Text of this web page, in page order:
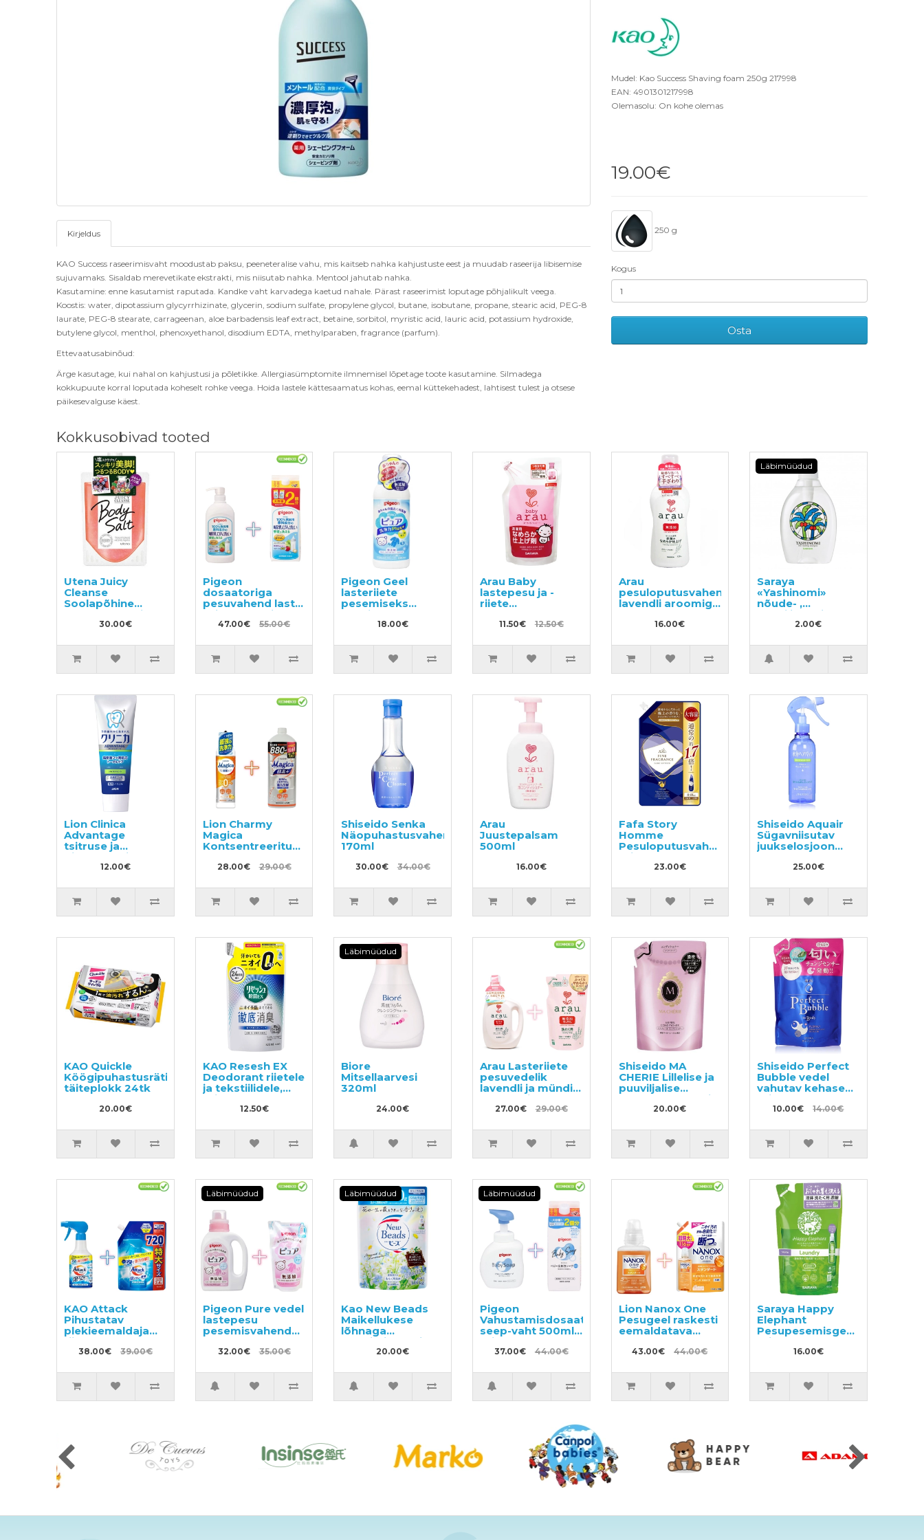
Kirjeldus
KAO Success raseerimisvaht moodustab paksu, peeneteralise vahu, mis kaitseb nahka kahjustuste eest ja muudab raseerija libisemise
sujuvamaks. Sisaldab merevetikate ekstrakti, mis niisutab nahka. Mentool jahutab nahka.
Kasutamine: enne kasutamist raputada. Kandke vaht karvadega kaetud nahale. Pärast raseerimist loputage põhjalikult veega.
Koostis: water, dipotassium glycyrrhizinate, glycerin, sodium sulfate, propylene glycol, butane, isobutane, propane, stearic acid, PEG-8
laurate, PEG-8 stearate, carrageenan, aloe barbadensis leaf extract, betaine, sorbitol, myristic acid, lauric acid, potassium hydroxide,
butylene glycol, menthol, phenoxyethanol, disodium EDTA, methylparaben, fragrance (parfum).
Ettevaatusabinõud:
Ärge kasutage, kui nahal on kahjustusi ja põletikke. Allergiasümptomite ilmnemisel lõpetage toote kasutamine. Silmadega
kokkupuute korral loputada koheselt rohke veega. Hoida lastele kättesaamatus kohas, eemal küttekehadest, lahtisest tulest ja otsese
päikesevalguse käest.
Mudel: Kao Success Shaving foam 250g 217998
EAN: 4901301217998
Olemasolu: On kohe olemas
19.00€
250 g
Kogus
Osta
Kokkusobivad tooted
Utena Juicy
Cleanse
Soolapõhine
murakalõhnaline
kehakoorija 300g
30.00€
Pigeon
dosaatoriga
pesuvahend laste
toidunõude ja
köögiviljade
800ml +
täitepakend 1.4l
47.00€ 55.00€
Pigeon Geel
lasteriiete
pesemiseks
sünnist alates
600ml18.00€
Arau Baby
lastepesu ja -
riiete
täide 440ml
11.50€ 12.50€
Arau
pesuloputusvahend
lavendli aroomiga
16.00€
Läbimüüdud
Saraya
«Yashinomi»
nõude- ,
puuviljade- ja
köögiviljade
täitepakend,
näidis 50ml
2.00€
Lion Clinica
Advantage
tsitruse ja
piparmündi
lõhnaga12.00€
Lion Charmy
Magica
Kontsentreeritud
220ml + täide
28.00€ 29.00€
Shiseido Senka
Näopuhastusvahend
170ml
30.00€ 34.00€
Arau
Juustepalsam
500ml
16.00€
Fafa Story
Homme
Pesuloputusvahend
täitepakend
840ml23.00€
Shiseido Aquair
Sügavniisutav
juukselosjoon
25.00€
KAO Quickle
Köögipuhastusrätikud,
täiteplokk 24tk
20.00€
KAO Resesh EX
Deodorant riietele
ja tekstiilidele,
täide 320ml
12.50€
Läbimüüdud
Biore
Mitsellaarvesi
320ml
24.00€
Arau Lasteriiete
pesuvedelik
lavendli ja mündi
ekstraktidega
1200ml +
1000ml
27.00€ 29.00€
Shiseido MA
CHERIE Lillelise ja
puuviljalise
lõhnaga volüümi
andev palsam,
20.00€
Shiseido Perfect
Bubble vedel
vahutav kehaseep
täitepakend
350ml
10.00€ 14.00€
KAO Attack
Pihustatav
plekieemaldaja
riiete
töötlemiseks
300ml + täide
720ml
38.00€ 39.00€
Läbimüüdud
Pigeon Pure vedel
lastepesu
pesemisvahend
täitepakend
32.00€ 35.00€
Läbimüüdud
Kao New Beads
Maikellukese
lõhnaga
konditsioneeri
sisaldav pesugeel,
20.00€
Läbimüüdud
Pigeon
Vahustamisdosaatoriga
seep-vaht 500ml +
täide 800ml
37.00€ 44.00€
Lion Nanox One
Pesugeel raskesti
eemaldatava
380g + täide
43.00€ 44.00€
Saraya Happy
Elephant
Pesupesemisgeel,
täide 540ml
16.00€